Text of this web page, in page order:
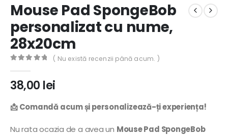
Mouse Pad SpongeBob
personalizat cu nume,
28x20cm
( Nu există recenzii până acum. )
38,00 lei
📩 Comandă acum și personalizează-ți experiența!
Nu rata ocazia de a avea un Mouse Pad SpongeBob